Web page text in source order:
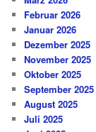
Februar 2026
Januar 2026
Dezember 2025
November 2025
Oktober 2025
September 2025
August 2025
Juli 2025